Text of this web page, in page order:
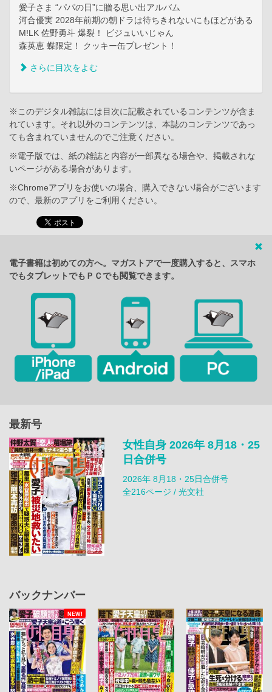
愛子さま “パパの日”に贈る思い出アルバム
河合優実 2028年前期の朝ドラは待ちきれないにもほどがある
M!LK 佐野勇斗 爆裂！ ビジュいいじゃん
森英恵 蝶限定！ クッキー缶プレゼント！
さらに目次をよむ
※このデジタル雑誌には目次に記載されているコンテンツが含ま
れています。それ以外のコンテンツは、本誌のコンテンツであっ
ても含まれていませんのでご注意ください。
※電子版では、紙の雑誌と内容が一部異なる場合や、掲載されな
いページがある場合があります。
※Chromeアプリをお使いの場合、購入できない場合がございます
ので、最新のアプリをご利用ください。
電子書籍は初めての方へ。マガストアで一度購入すると、スマホ
でもタブレットでもＰＣでも閲覧できます。
最新号
女性自身 2026年 8月18・25
日合併号
2026年 8月18・25日合併号
全216ページ / 光文社
バックナンバー
NEW!